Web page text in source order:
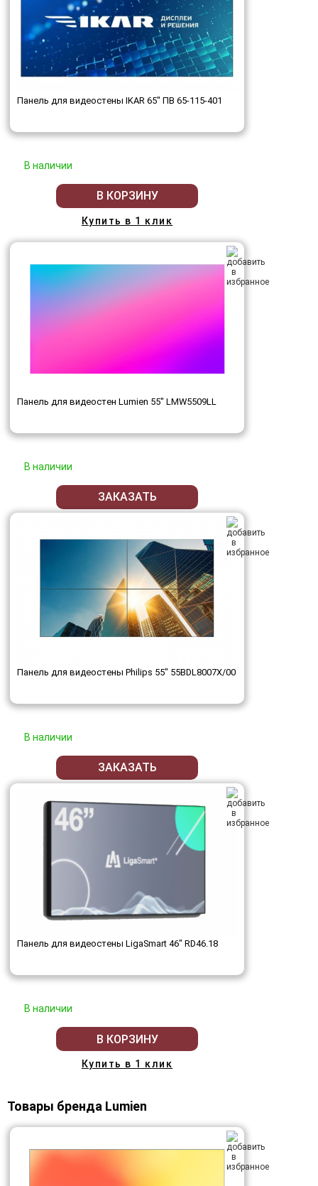
Панель для видеостены IKAR 65" ПВ 65-115-401
В наличии
В КОРЗИНУ
Купить в 1 клик
Панель для видеостен Lumien 55" LMW5509LL
В наличии
ЗАКАЗАТЬ
Панель для видеостены Philips 55" 55BDL8007X/00
В наличии
ЗАКАЗАТЬ
Панель для видеостены LigaSmart 46" RD46.18
В наличии
В КОРЗИНУ
Купить в 1 клик
Товары бренда Lumien